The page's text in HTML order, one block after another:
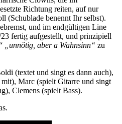
Richtung reiten, auf nur
(Schublade benennt Ihr selbst).
und im endgültigen Line
fertig aufgestellt, und prinzipiell
„unnötig, aber a Wahnsinn“ zu
(textet und singt es dann auch),
Marc (spielt Gitarre und singt
Clemens (spielt Bass).